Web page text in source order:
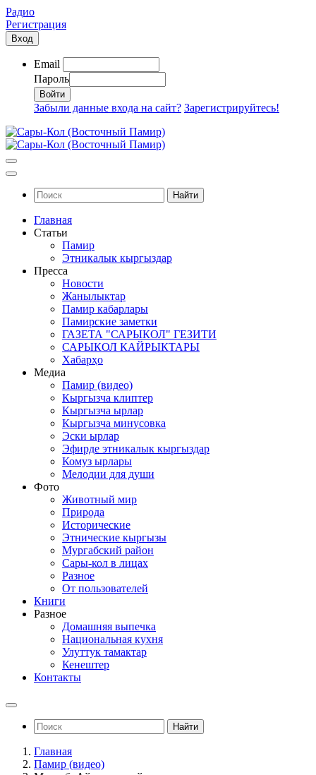
Радио
Регистрация
Вход
Email
Пароль
Забыли данные входа на сайт? Зарегистрируйтесь!
Найти
Главная
Статьи
Памир
Этникалык кыргыздар
Пресса
Новости
Жанылыктар
Памир кабарлары
Памирские заметки
ГАЗЕТА "САРЫКОЛ" ГЕЗИТИ
САРЫКОЛ КАЙРЫКТАРЫ
Хабарҳо
Медиа
Памир (видео)
Кыргызча клиптер
Кыргызча ырлар
Кыргызча минусовка
Эски ырлар
Эфирде этникалык кыргыздар
Комуз ырлары
Мелодии для души
Фото
Животный мир
Природа
Исторические
Этнические кыргызы
Мургабский район
Сары-кол в лицах
Разное
От пользователей
Книги
Разное
Домашняя выпечка
Национальная кухня
Улуттук тамактар
Кенештер
Контакты
Найти
Главная
Памир (видео)